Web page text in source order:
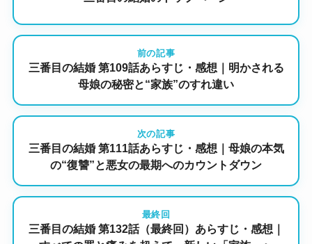
前の記事
三番目の結婚 第109話あらすじ・感想｜明かされる
母娘の秘密と“家族”のすれ違い
次の記事
三番目の結婚 第111話あらすじ・感想｜母娘の本気
の“復讐”と悪女の最期へのカウントダウン
最終回
三番目の結婚 第132話（最終回）あらすじ・感想｜